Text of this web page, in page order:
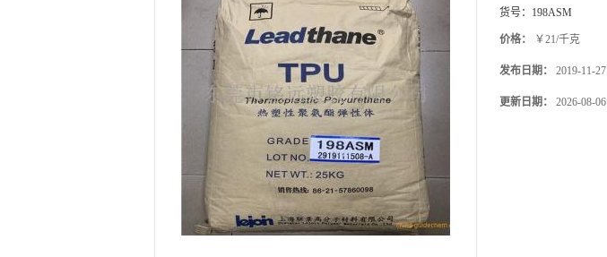
货号： 198ASM
价格： ￥21/千克
发布日期： 2019-11-27
更新日期： 2026-08-06